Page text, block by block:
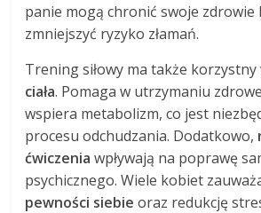
panie mogą chronić swoje zdrowie
zmniejszyć ryzyko złamań.
Trening siłowy ma także korzystny
ciała. Pomaga w utrzymaniu
wspiera metabolizm, co jest
procesu odchudzania. Dodatkowo,
ćwiczenia wpływają na poprawę
psychicznego. Wiele kobiet
pewności siebie oraz redukcję